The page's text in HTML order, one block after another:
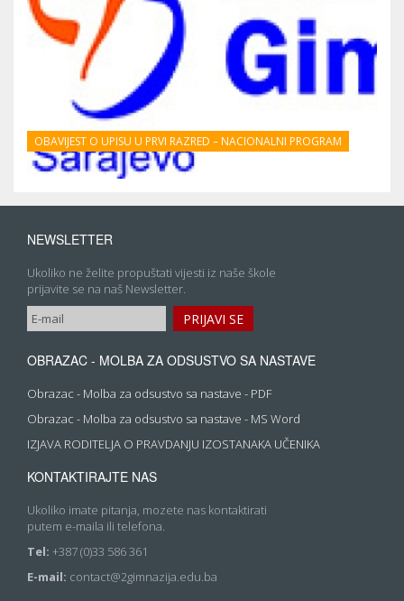
OBAVIJEST O UPISU U PRVI RAZRED – NACIONALNI PROGRAM
NEWSLETTER
Ukoliko ne želite propuštati vijesti iz naše škole
prijavite se na naš Newsletter.
OBRAZAC - MOLBA ZA ODSUSTVO SA NASTAVE
Obrazac - Molba za odsustvo sa nastave - PDF
Obrazac - Molba za odsustvo sa nastave - MS Word
IZJAVA RODITELJA O PRAVDANJU IZOSTANAKA UČENIKA
KONTAKTIRAJTE NAS
Ukoliko imate pitanja, mozete nas kontaktirati
putem e-maila ili telefona.
Tel: +387 (0)33 586 361
E-mail: contact@2gimnazija.edu.ba